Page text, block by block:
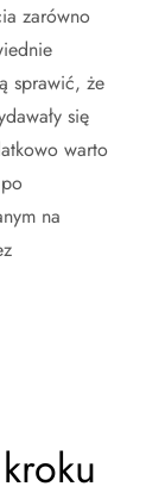
zarówno
sprawić, że
się
warto
na